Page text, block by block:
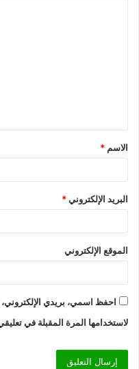
ق
*
الاسم *
البريد الإلكتروني*
الموقع الإلكتروني
احفظ اسمي، بريدي
لاستخدامها المرة المقبلة في